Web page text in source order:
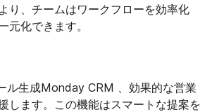
り、チームはワークフローを効率化
元化できます。
ル生成Monday CRM 、効果的な営業
します。この機能はスマートな提案を